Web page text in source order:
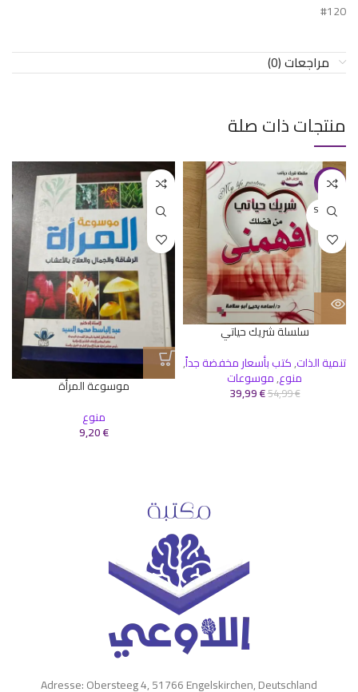
#120
مراجعات (0)
منتجات ذات صلة
-27%
SOLD O
UT
سلسلة شريك حياتي
تنمية الذات,كتب بأسعار مخفضة جداً,
منوع,موسوعات
54,99€
39,99€
موسوعة المرأة
منوع
9,20€
Adresse: Obersteeg 4, 51766 Engelskirchen, Deutschland